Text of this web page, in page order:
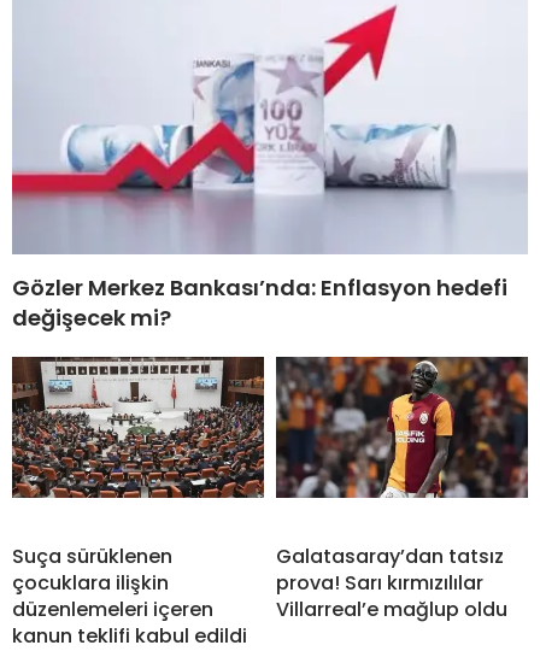
Gözler Merkez Bankası’nda: Enflasyon hedefi
değişecek mi?
Suça sürüklenen
çocuklara ilişkin
düzenlemeleri içeren
kanun teklifi kabul edildi
Galatasaray’dan tatsız
prova! Sarı kırmızılılar
Villarreal’e mağlup oldu